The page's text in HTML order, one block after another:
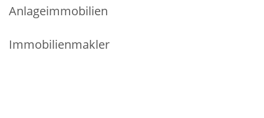
Anlageimmobilien
Immobilienmakler